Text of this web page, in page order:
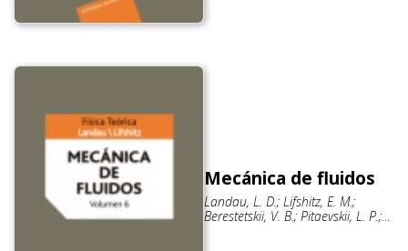
Mecánica de fluidos
Landau, L. D.; Lifshitz, E. M.;
Berestetskii, V. B.; Pitaevskii, L. P.;